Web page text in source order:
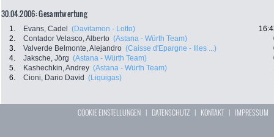
30.04.2006: Gesamtwertung
1. Evans, Cadel (Davitamon - Lotto)
2.
Contador Velasco, Alberto (Astana - Würth Team)
3.
Valverde Belmonte, Alejandro (Caisse d'Epargne - Illes ...)
4.
Jaksche, Jörg (Astana - Würth Team)
5.
Kashechkin, Andrey (Astana - Würth Team)
6.
Cioni, Dario David (Liquigas)
COOKIE EINSTELLUNGEN | DATENSCHUTZ | KONTAKT| IMPRESSUM